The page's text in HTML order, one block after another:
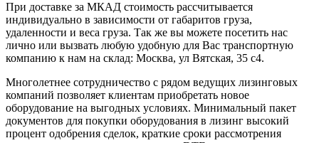
При доставке за МКАД стоимость рассчитывается
индивидуально в зависимости от габаритов груза,
удаленности и веса груза. Так же вы можете посетить нас
лично или вызвать любую удобную для Вас транспортную
компанию к нам на склад: Москва, ул Вятская, 35 c4.
Многолетнее сотрудничество с рядом ведущих лизинговых
компаний позволяет клиентам приобретать новое
оборудование на выгодных условиях. Минимальный пакет
документов для покупки оборудования в лизинг высокий
процент одобрения сделок, краткие сроки рассмотрения